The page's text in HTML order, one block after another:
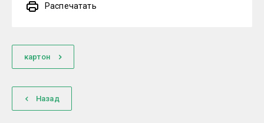
Распечатать
картон
Назад